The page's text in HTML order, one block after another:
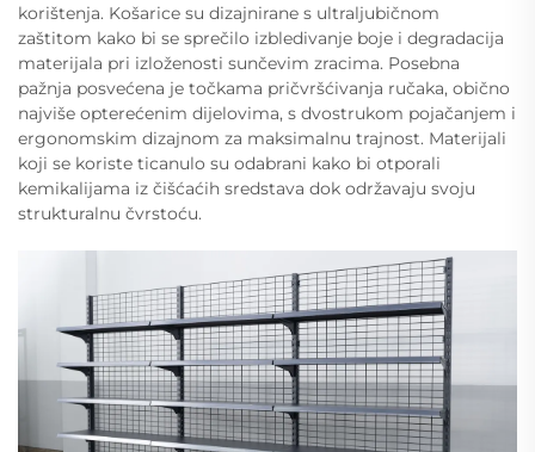
korištenja. Košarice su dizajnirane s ultraljubičnom
zaštitom kako bi se sprečilo izbledivanje boje i degradacija
materijala pri izloženosti sunčevim zracima. Posebna
pažnja posvećena je točkama pričvršćivanja ručaka, obično
najviše opterećenim dijelovima, s dvostrukom pojačanjem i
ergonomskim dizajnom za maksimalnu trajnost. Materijali
koji se koriste ticanulo su odabrani kako bi otporali
kemikalijama iz čišćaćih sredstava dok održavaju svoju
strukturalnu čvrstoću.